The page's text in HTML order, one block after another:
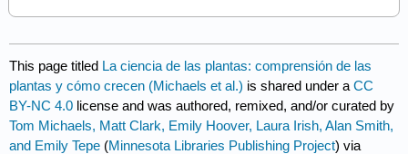
This page titled La ciencia de las plantas: comprensión de las
plantas y cómo crecen (Michaels et al.) is shared under aCC
BY-NC 4.0 license and was authored, remixed, and/or curated by
Tom Michaels, Matt Clark, Emily Hoover, Laura Irish, Alan Smith,
and Emily Tepe (Minnesota Libraries Publishing Project) via